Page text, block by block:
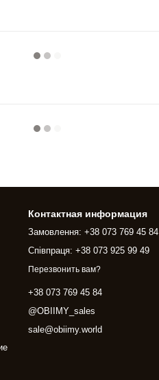
Контактная информация
Замовлення: +38 073 769 45 84
Співпраця: +38 073 925 99 49
Перезвонить вам?
+38 073 769 45 84
@OBIIMY_sales
sale@obiimy.world